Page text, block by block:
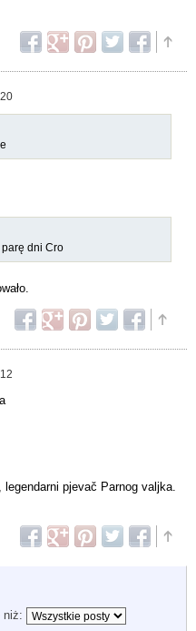
dni Cro
pjevač Parnog valjka.
niż: